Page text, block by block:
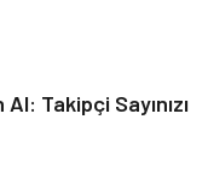
Takipçi Sayınızı